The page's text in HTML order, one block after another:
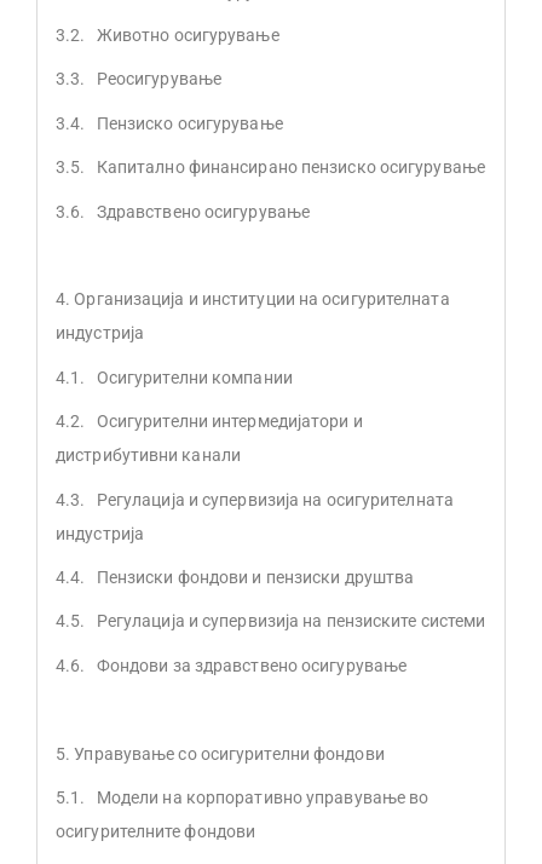
3.2. Животно осигурување
3.3. Реосигурување
3.4. Пензиско осигурување
3.5. Капитално финансирано пензиско осигурување
3.6. Здравствено осигурување
4. Организација и институции на осигурителната
индустрија
4.1. Осигурителни компании
4.2. Осигурителни интермедијатори и
дистрибутивни канали
4.3. Регулација и супервизија на осигурителната
индустрија
4.4. Пензиски фондови и пензиски друштва
4.5. Регулација и супервизија на пензиските системи
4.6. Фондови за здравствено осигурување
5. Управување со осигурителни фондови
5.1. Модели на корпоративно управување во
осигурителните фондови